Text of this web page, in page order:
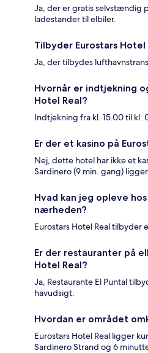
Ja, der er gratis selvstændig
ladestander til elbiler.
Tilbyder Eurostars
Ja, der tilbydes
Hvornår er indtjekning
Hotel Real?
Indtjekning fra kl. 15.00 til kl.
Er der et kasino på
Nej, dette hotel har ikke et
Sardinero (9 min. gang)
Hvad kan jeg opleve
nærheden?
Eurostars Hotel Real tilbyder
Er der restauranter på
Hotel Real?
Ja, Restaurante El Puntal
havudsigt.
Hvordan er området
Eurostars Hotel Real ligger
Sardinero Strand og 6